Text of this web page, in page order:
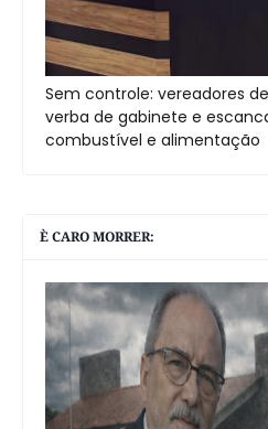
Sem controle: vereadores
verba de gabinete e
combustível e alimentação
È CARO MORRER: